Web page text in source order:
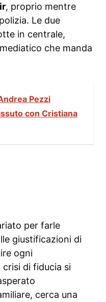
, proprio mentre
Le due
in centrale,
che manda
Pezzi
con Cristiana
per farle
giustificazioni di
ogni
crisi di fiducia si
cerca una